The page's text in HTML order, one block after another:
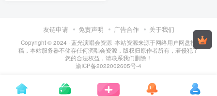
友链申请 免责声明 广告合作 关于我们
Copyright © 2024 · 蓝光演唱会资源 ·本站资源来源于网络用户网盘投
稿，本站服务器不储存任何演唱会资源，版权归原作者所有，若侵犯了
您的合法权益，请联系我们删除！
渝ICP备2022002605号-4